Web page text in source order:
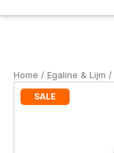
Home / Egaline & Lijm /
SALE